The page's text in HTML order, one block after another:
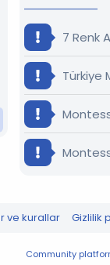
7 Renk
Türkiye
ve kurallar Gizlilik
Community